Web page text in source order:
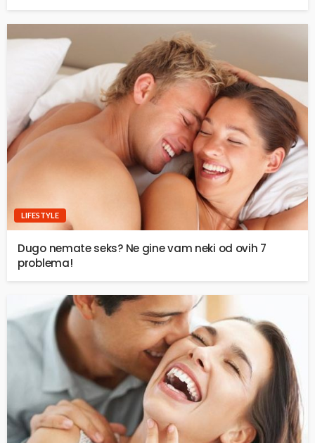
LIFESTYLE
Dugo nemate seks? Ne gine vam neki od ovih 7
problema!